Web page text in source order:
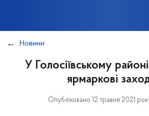
Новини
У Голосіївському
ярмаркові
Опубліковано 12 травня 2021